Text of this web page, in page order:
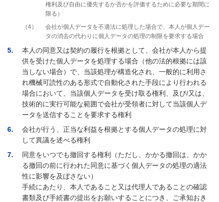
権利及び自由に優先するか否かを評価するために必要な期間に
限る）
4
会社が個人データを不適法に処理した場合で、本人が個人デー
タの消去の代わりに個人データの処理の制限を要求する場合
5
本人の同意又は契約の履行を根拠として、会社が本人から提
供を受けた個人データを処理する場合（他の法的根拠には該
当しない場合）で、当該処理が構造化され、一般的に利用さ
れ機械可読性のある形式で自動化された手段により行われる
場合において、当該個人データを受け取る権利、及び/又は、
技術的に実行可能な範囲で会社が受領者に対して当該個人デ
ータを送信することを要求する権利
6
会社が行う、正当な利益を根拠とする個人データの処理に対
して異議を述べる権利
7
同意をいつでも撤回する権利（ただし、かかる撤回は、かか
る撤回の前に行われた同意に基づく個人データの処理の適法
性に影響を及ぼさない）
手続にあたり、本人であること又は代理人であることの確認
書類及び手続書の提出をお願いすることにつき、ご承知おき